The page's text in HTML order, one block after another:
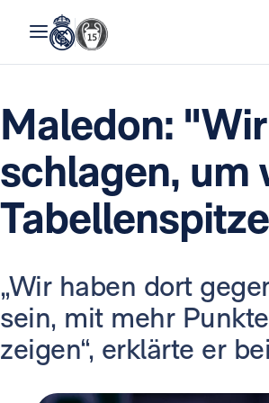
Maledon:
schlagen, um
„Wir haben dort
sein, mit mehr
zeigen“, erklärte er